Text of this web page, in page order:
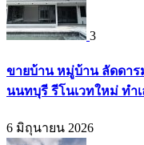
3
ขายบ้าน หมู่บ้าน ลัดดา
นนทบุรี รีโนเวทใหม่ ทำเ
6 มิถุนายน 2026